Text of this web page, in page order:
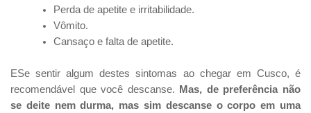
Perda de apetite e irritabilidade.
Vômito.
Cansaço e falta de apetite.
ESe sentir algum destes sintomas ao chegar em Cusco, é
recomendável que você descanse.
Mas, de preferência não
se deite nem durma, mas sim descanse o corpo em uma